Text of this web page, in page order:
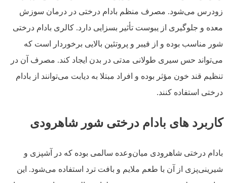
زودرس می‌شود. مصرف منظم بادام درختی در درمان سوزش
معده و جلوگیری از یبوست تأثیر بسزایی دارد. کالری بادام درختی
شور مناسب بوده و از فیبر و پروتئین بالایی برخوردار است که
می‌تواند حس سیری طولانی مدتی در بدن ایجاد کند. مصرف آن در
تنظیم قند خون مؤثر بوده و افراد مبتلا به دیابت می‌توانند از بادام
درختی استفاده کنند.
کاربرد های بادام درختی شور شاهرودی
بادام درختی شاهرودی میان‌وعده سالمی بوده که در آشپزی و
شیرینی‌پزی از آن با طعم ملایم و بافت ترد استفاده می‌شود. این